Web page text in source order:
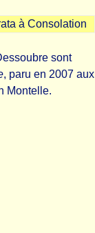
à Consolation
sont
, paru en 2007 aux
Montelle.